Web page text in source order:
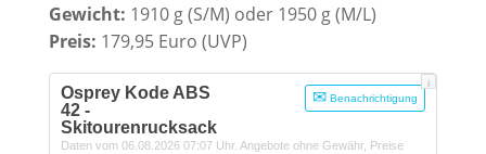
Gewicht: 1910 g (S/M) oder 1950 g (M/L)
Preis: 179,95 Euro (UVP)
i
Osprey Kode ABS
42 -
Skitourenrucksack
Benachrichtigung
Daten vom 06.08.2026 07:07 Uhr. Angebote ohne Gewähr, Preise